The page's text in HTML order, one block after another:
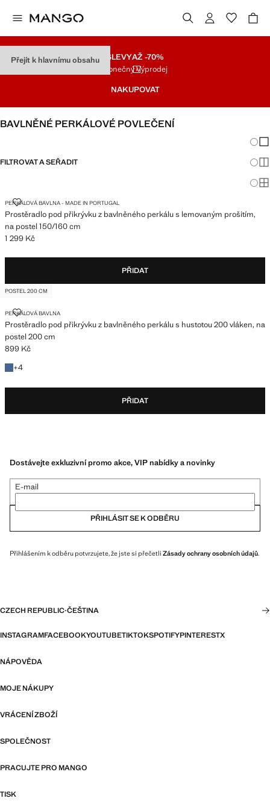
Přejít k hlavnímu obsahu SLEVYAŽ -70%
Konečný Výprodej
NAKUPOVAT
BAVLNĚNÉ PERKÁLOVÉ POVLEČENÍ
FILTROVAT A SEŘADIT
PERKÁLOVÁ BAVLNA - MADE IN PORTUGAL
Prostěradlo pod přikrývku z bavlněného perkálu s lemovaným prošitím,
na postel 150/160 cm
PROSTĚRADLO POD PŘIKRÝVKU Z BAVLNĚNÉHO PERKÁLU S
Aktuální cena [1 299 Kč ]
1 299 Kč
PŘIDAT
POSTEL 200 CM
PERKÁLOVÁ BAVLNA
Prostěradlo pod přikrývku z bavlněného perkálu s hustotou 200 vláken, na
postel 200 cm
PROSTĚRADLO POD PŘIKRÝVKU Z BAVLNĚNÉHO PERKÁLU S
Aktuální cena [899 Kč ]
899 Kč
+4
+4 další barvy
PŘIDAT
Dostávejte exkluzivní promo akce, VIP nabídky a novinky
E-mail
PŘIHLÁSIT SE K ODBĚRU
Přihlášením k odběru potvrzujete, že jste si přečetli Zásady ochrany osobních údajů.
CZECH REPUBLIC·ČEŠTINA
INSTAGRAMFACEBOOKYOUTUBETIKTOKSPOTIFYPINTERESTX
NÁPOVĚDA
MOJE NÁKUPY
VRÁCENÍ ZBOŽÍ
SPOLEČNOST
PRACUJTE PRO MANGO
TISK